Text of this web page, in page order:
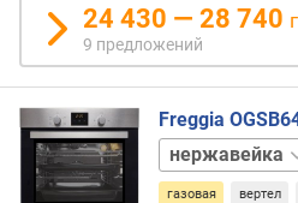
о
т
а
д
л
я
в
с
24 430 — 28 740
9 предложений
Freggia
белый
газовая вертел